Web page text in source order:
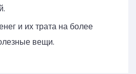
и их трата на более
вещи.